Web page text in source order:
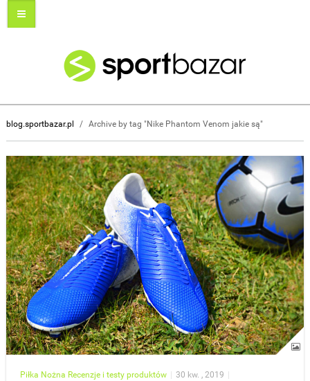
blog.sportbazar.pl / Archive by tag "Nike Phantom Venom jakie są"
Piłka Nożna Recenzje i testy produktów | 30 kw. , 2019 |